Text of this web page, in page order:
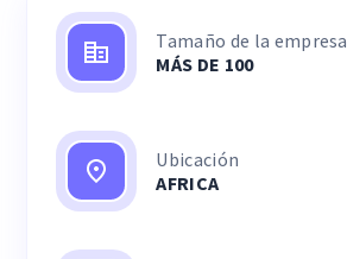
Tamaño de la empresa
MÁS DE 100
Ubicación
AFRICA